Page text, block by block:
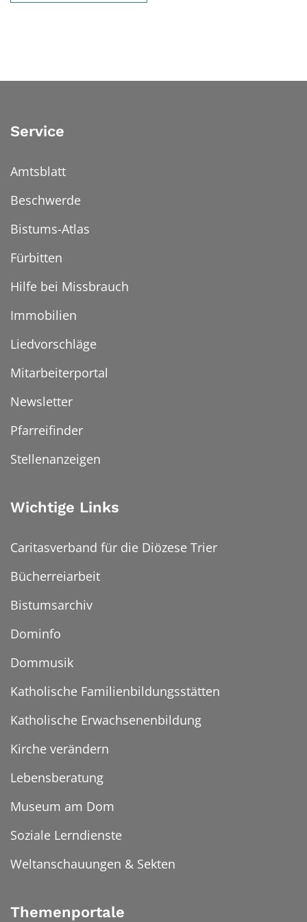
Service
Amtsblatt
Beschwerde
Bistums-Atlas
Fürbitten
Hilfe bei Missbrauch
Immobilien
Liedvorschläge
Mitarbeiterportal
Newsletter
Pfarreifinder
Stellenanzeigen
Wichtige Links
Caritasverband für die Diözese Trier
Bücherreiarbeit
Bistumsarchiv
Dominfo
Dommusik
Katholische Familienbildungsstätten
Katholische Erwachsenenbildung
Kirche verändern
Lebensberatung
Museum am Dom
Soziale Lerndienste
Weltanschauungen & Sekten
Themenportale